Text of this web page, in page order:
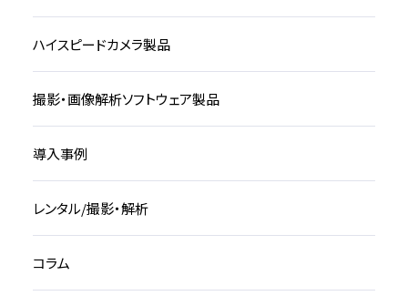
ハイスピードカメラ製品
撮影・画像解析ソフトウェア製品
導入事例
レンタル/撮影・解析
コラム